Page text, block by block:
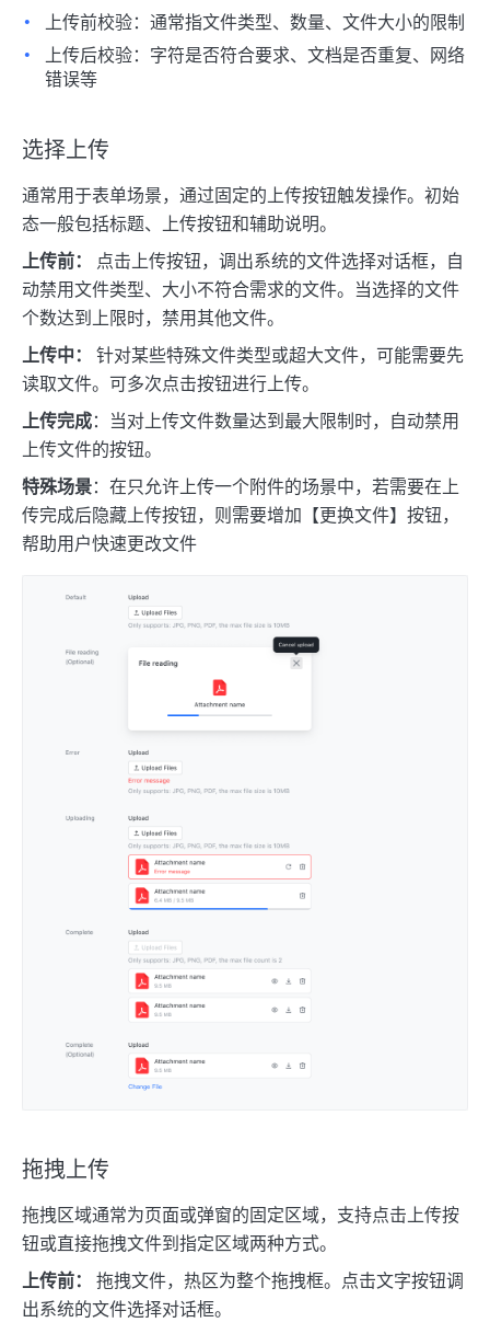
上传前校验：通常指文件类型、数量、文件大小的限制
上传后校验：字符是否符合要求、文档是否重复、网络
错误等
选择上传
通常用于表单场景，通过固定的上传按钮触发操作。初始
态一般包括标题、上传按钮和辅助说明。
上传前：
点击上传按钮，调出系统的文件选择对话框，自
动禁用文件类型、大小不符合需求的文件。当选择的文件
个数达到上限时，禁用其他文件。
上传中：
针对某些特殊文件类型或超大文件，可能需要先
读取文件。可多次点击按钮进行上传。
上传完成：当对上传文件数量达到最大限制时，自动禁用
上传文件的按钮。
特殊场景：在只允许上传一个附件的场景中，若需要在上
传完成后隐藏上传按钮，则需要增加【更换文件】按钮，
帮助用户快速更改文件
拖拽上传
拖拽区域通常为页面或弹窗的固定区域，支持点击上传按
钮或直接拖拽文件到指定区域两种方式。
上传前：
拖拽文件，热区为整个拖拽框。点击文字按钮调
出系统的文件选择对话框。